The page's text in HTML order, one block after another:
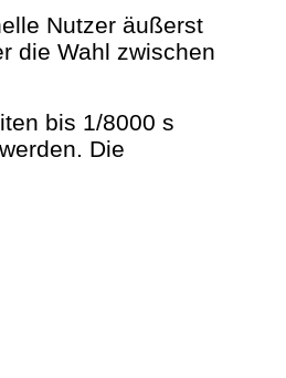
Nutzer äußerst
die Wahl zwischen
bis 1/8000 s
Die